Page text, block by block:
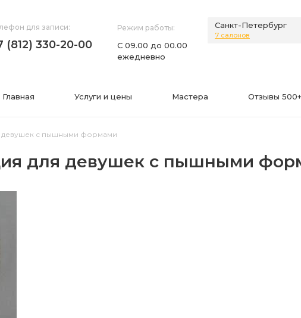
для записи:
(812) 330-20-00
Режим работы:
С 09.00 до 00.00
ежедневно
Санкт-Петербург
7 салонов
Главная Услуги и цены Мастера Отзывы 500+
и инструменты
девушек с пышными формами
для девушек с пышными